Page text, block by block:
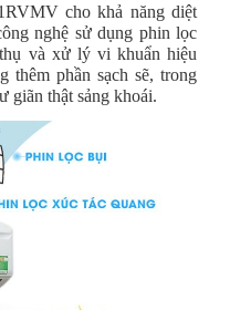
cho khả năng diệt
nghệ sử dụng phin lọc
và xử lý vi khuẩn hiệu
thêm phần sạch sẽ, trong
giãn thật sảng khoái.